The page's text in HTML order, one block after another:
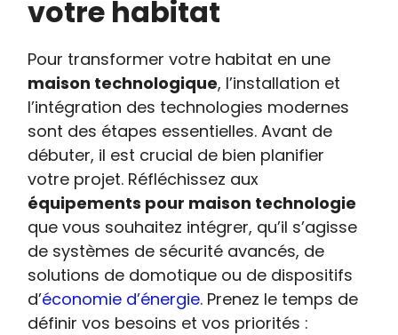
votre habitat
Pour transformer votre habitat en une
maison technologique, l’installation et
l’intégration des technologies modernes
sont des étapes essentielles. Avant de
débuter, il est crucial de bien planifier
votre projet. Réfléchissez aux
équipements pour maison technologie
que vous souhaitez intégrer, qu’il s’agisse
de systèmes de sécurité avancés, de
solutions de domotique ou de dispositifs
d’économie d’énergie. Prenez le temps de
définir vos besoins et vos priorités :